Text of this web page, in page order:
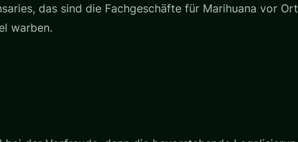
das sind die Fachgeschäfte für Marihuana vor
warben.